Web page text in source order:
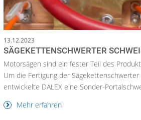
13.12.2023
SÄGEKETTENSCHWERTER
Motorsägen sind ein fester Teil des
Um die Fertigung der
entwickelte DALEX eine Sonder-
Mehr erfahren